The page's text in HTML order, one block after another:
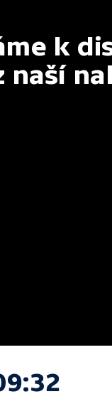
k
naší